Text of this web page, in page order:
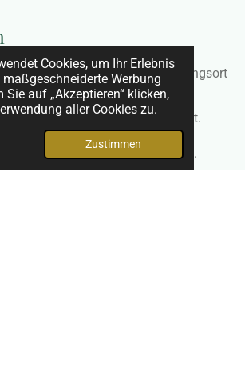
Cookies, um Ihr Erlebnis
Werbung
auf „Akzeptieren“ klicken,
aller Cookies zu.
Zustimmen
Bestellung hängt vom Bestimmungsort
es 3-5 Werktage, bis Ihre
Deutschlands bei Ihnen eintrifft.
dass es während Stoßzeiten (z.B.